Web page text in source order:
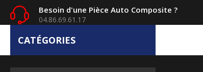
Besoin d'une Pièce Auto Composite ?
04.86.69.61.17
CATÉGORIES